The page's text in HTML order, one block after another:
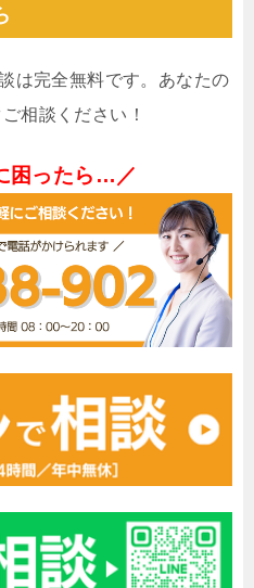
は完全無料です。あなたの
相談ください！
困ったら…／